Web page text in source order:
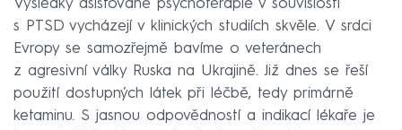
Výsledky asistované psychoterapie v souvislosti
s PTSD vycházejí v klinických studiích skvěle. V srdci
Evropy se samozřejmě bavíme o veteránech
z agresivní války Ruska na Ukrajině. Již dnes se řeší
použití dostupných látek při léčbě, tedy primárně
ketaminu. S jasnou odpovědností a indikací lékaře je